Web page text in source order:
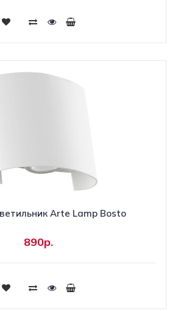
Купить
Arte Lamp Bosto
890р.
Купить